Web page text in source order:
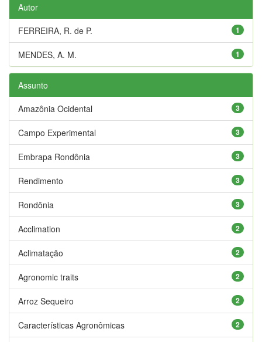
Autor
1
FERREIRA, R. de P.
1
MENDES, A. M.
Assunto
3
Amazônia Ocidental
3
Campo Experimental
3
Embrapa Rondônia
3
Rendimento
3
Rondônia
2
Acclimation
2
Aclimatação
2
Agronomic traits
2
Arroz Sequeiro
2
Características Agronômicas